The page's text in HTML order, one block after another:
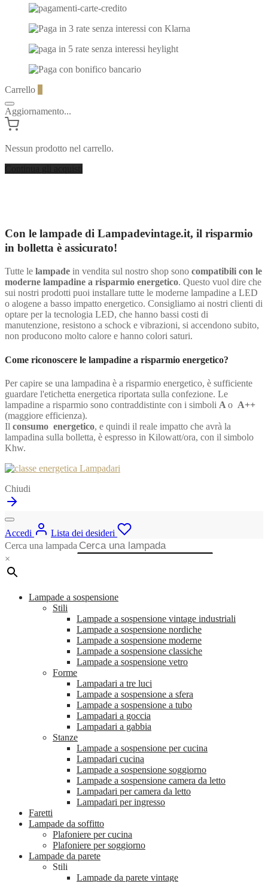
Carrello
Aggiornamento...
Nessun prodotto nel carrello.
Con le lampade di Lampadevintage.it, il risparmio
in bolletta è assicurato!
Tutte le lampade in vendita sul nostro shop sono compatibili con le
moderne lampadine a risparmio energetico. Questo vuol dire che
sui nostri prodotti puoi installare tutte le moderne lampadine a LED
o alogene a basso impatto energetico. Consigliamo ai nostri clienti di
optare per la tecnologia LED, che hanno bassi costi di
manutenzione, resistono a schock e vibrazioni, si accendono subito,
non producono molto calore e hanno colori saturi.
Come riconoscere le lampadine a risparmio energetico?
Per capire se una lampadina è a risparmio energetico, è sufficiente
guardare l'etichetta energetica riportata sulla confezione. Le
lampadine a risparmio sono contraddistinte con i simboli A o A++
(maggiore efficienza).
Il consumo energetico, e quindi il reale impatto che avrà la
lampadina sulla bolletta, è espresso in Kilowatt/ora, con il simbolo
Khw.
Chiudi
Accedi
Lista dei desideri
Cerca una lampada
×
Lampade a sospensione
Stili
Lampade a sospensione vintage industriali
Lampade a sospensione nordiche
Lampade a sospensione moderne
Lampade a sospensione classiche
Lampade a sospensione vetro
Forme
Lampadari a tre luci
Lampade a sospensione a sfera
Lampade a sospensione a tubo
Lampadari a goccia
Lampadari a gabbia
Stanze
Lampade a sospensione per cucina
Lampadari cucina
Lampade a sospensione soggiorno
Lampade a sospensione camera da letto
Lampadari per camera da letto
Lampadari per ingresso
Faretti
Lampade da soffitto
Plafoniere per cucina
Plafoniere per soggiorno
Lampade da parete
Stili
Lampade da parete vintage